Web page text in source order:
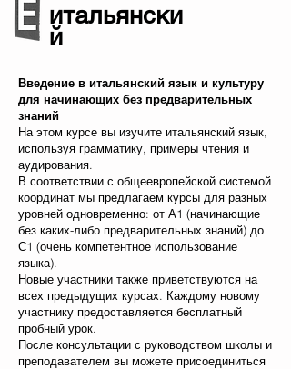
итальянски
й
Введение в итальянский язык и культуру
для начинающих без предварительных
знаний
На этом курсе вы изучите итальянский язык,
используя грамматику, примеры чтения и
аудирования.
В соответствии с общеевропейской системой
координат мы предлагаем курсы для разных
уровней одновременно: от А1 (начинающие
без каких-либо предварительных знаний) до
С1 (очень компетентное использование
языка).
Новые участники также приветствуются на
всех предыдущих курсах. Каждому новому
участнику предоставляется бесплатный
пробный урок.
После консультации с руководством школы и
преподавателем вы можете присоединиться